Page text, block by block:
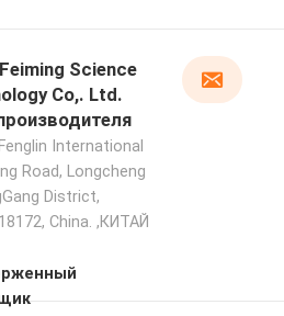
Science
Co,. Ltd.
International
Road, Longcheng
District,
China. ,КИТАЙ